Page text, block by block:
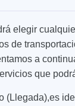
elegir
de
a
que
(Llegada),es